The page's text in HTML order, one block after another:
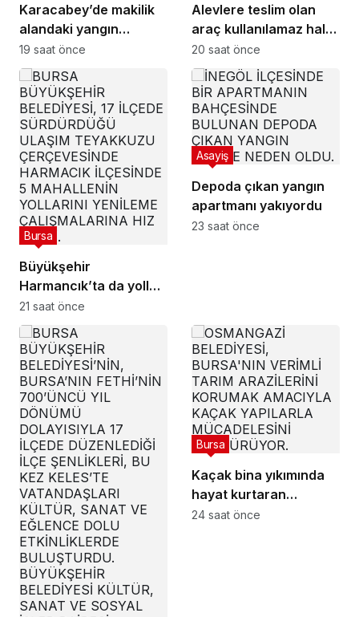
Karacabey’de makilik
alandaki yangın
fabrikaya ulaşmadan
söndürüldü
19 saat önce
Alevlere teslim olan
araç kullanılamaz hale
geldi
20 saat önce
Büyükşehir
Harmancık’ta da yolları
yeniliyor
Bursa
21 saat önce
Depoda çıkan yangın
apartmanı yakıyordu
Asayiş
23 saat önce
Kaçak bina yıkımında
hayat kurtaran
müdahale
Bursa
24 saat önce